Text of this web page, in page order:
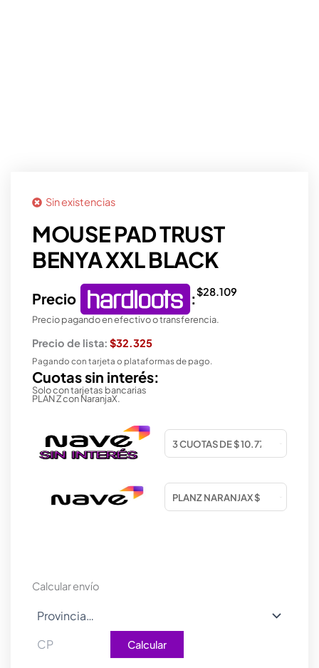
Sin existencias
MOUSE PAD TRUST
BENYA XXL BLACK
Precio :$28.109
Precio pagando en efectivo o transferencia.
Precio de lista: $32.325
Pagando con tarjeta o plataformas de pago.
Cuotas sin interés:
Solo con tarjetas bancarias
PLAN Z con NaranjaX.
Calcular envío
Calcular